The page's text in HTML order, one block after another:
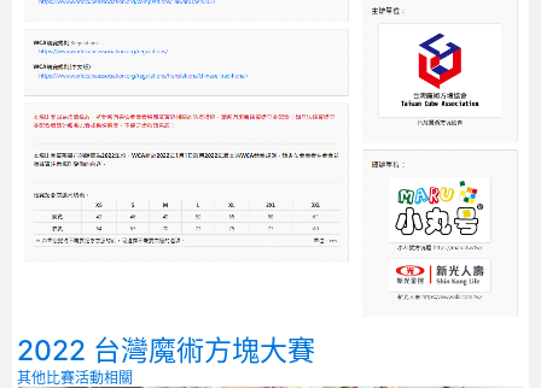
2022 台灣魔術方塊大賽
其他比賽活動相關